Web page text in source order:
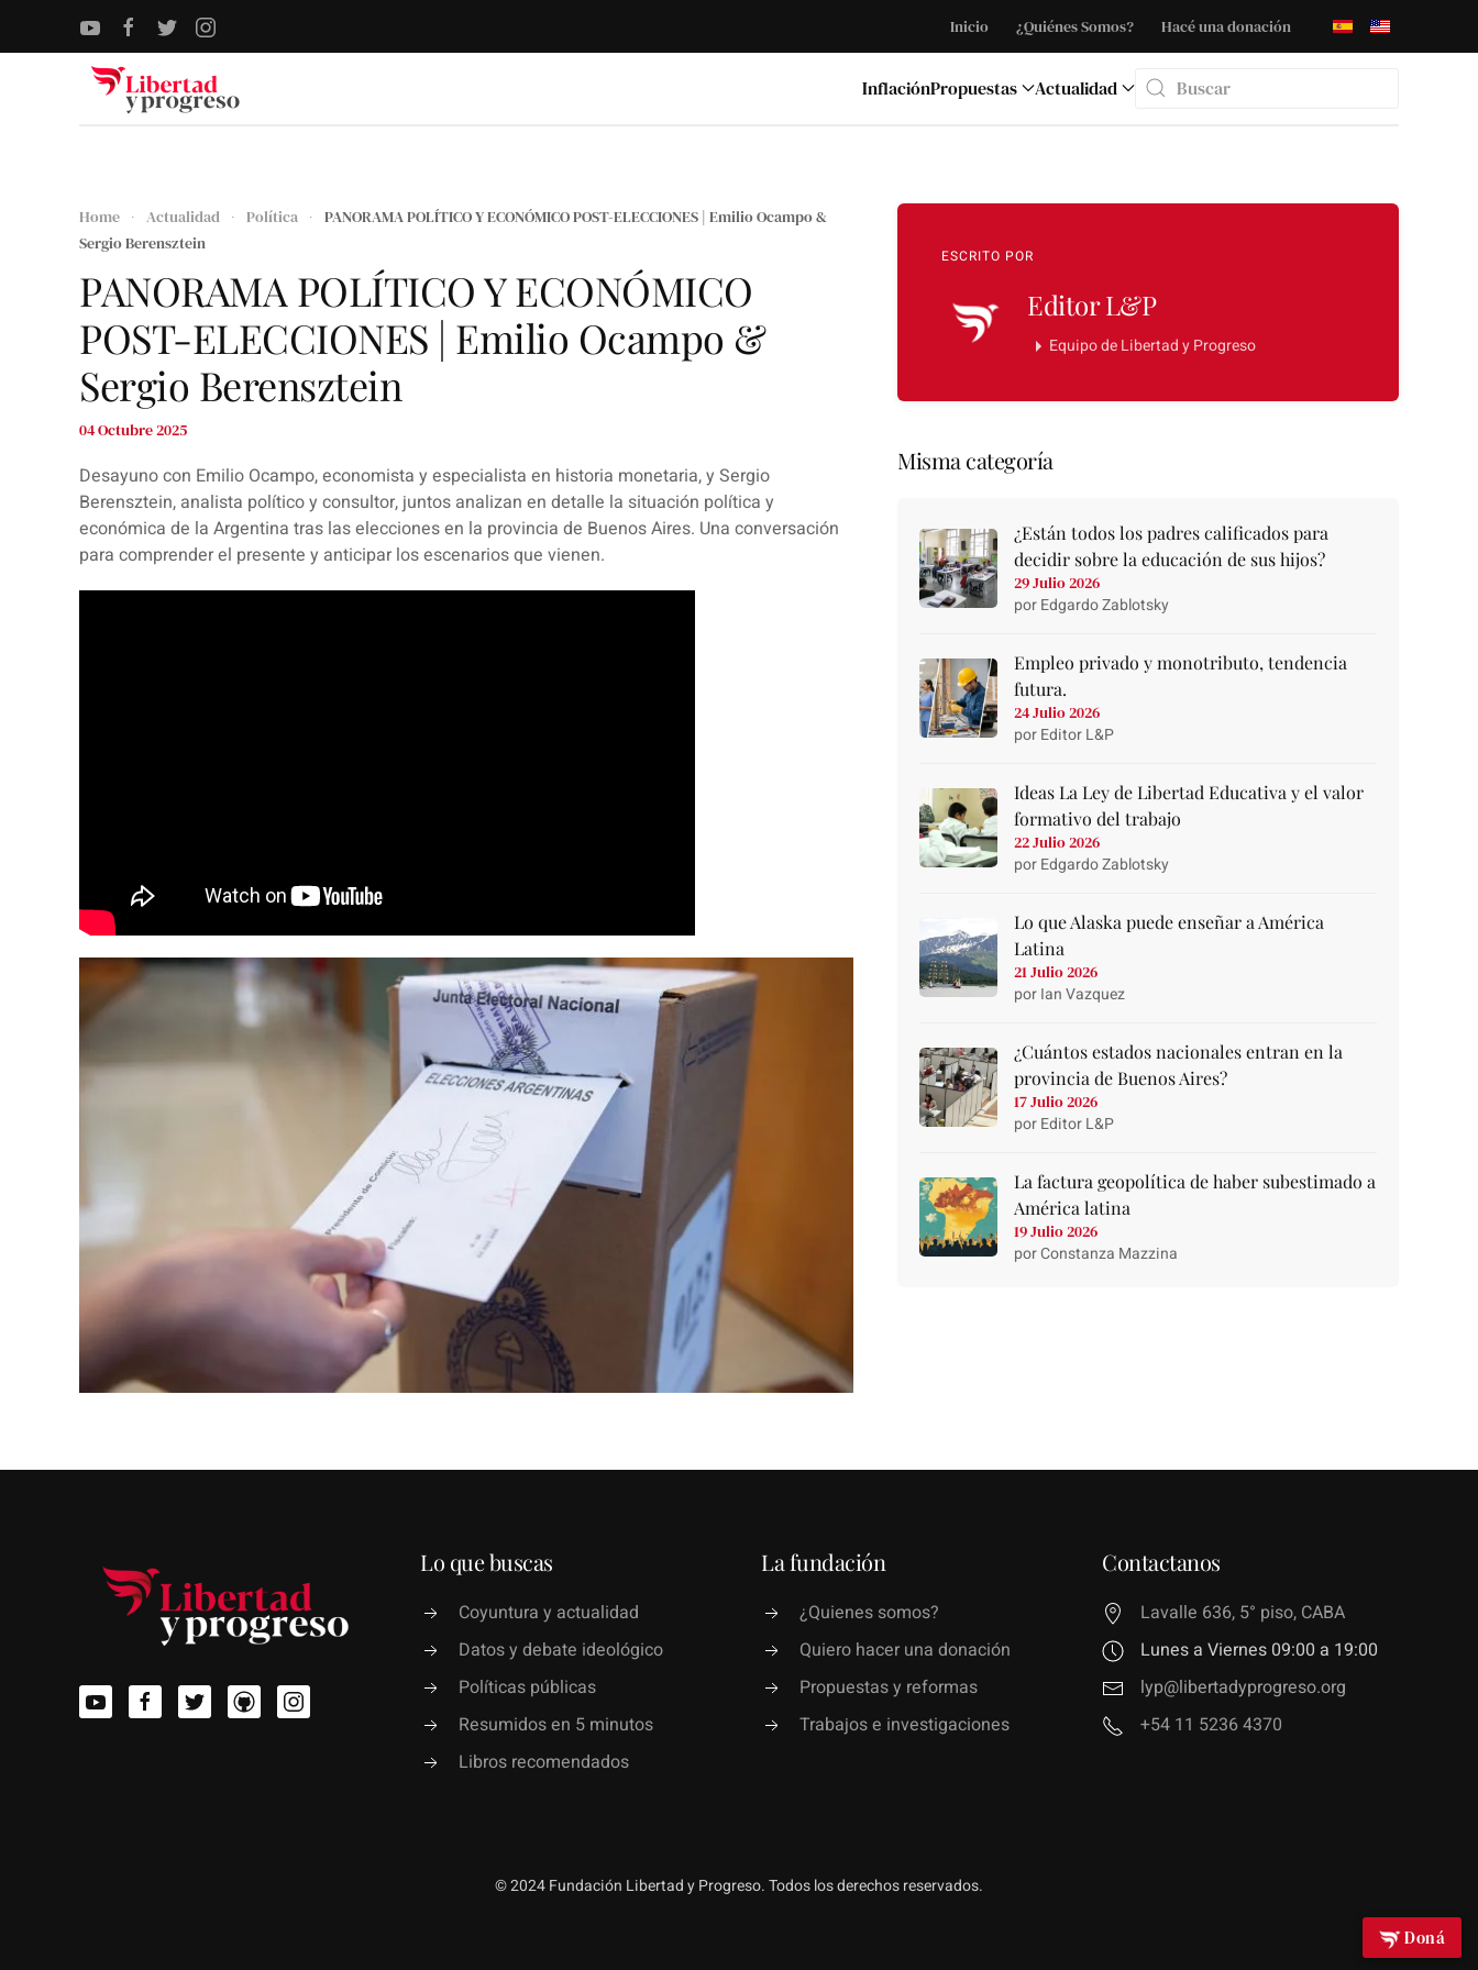
Skip to main content
Inicio ¿Quiénes Somos? Hacé una donación
InflaciónPropuestas
Actualidad
Home Actualidad Política
PANORAMA POLÍTICO Y ECONÓMICO POST-ELECCIONES | Emilio Ocampo &
Sergio Berensztein
PANORAMA POLÍTICO Y ECONÓMICO
POST-ELECCIONES | Emilio Ocampo &
Sergio Berensztein
04 Octubre 2025
Desayuno con Emilio Ocampo, economista y especialista en historia monetaria, y Sergio
Berensztein, analista político y consultor, juntos analizan en detalle la situación política y
económica de la Argentina tras las elecciones en la provincia de Buenos Aires. Una conversación
para comprender el presente y anticipar los escenarios que vienen.
ESCRITO POR
Editor L&P
Equipo de Libertad y Progreso
Misma categoría
¿Están todos los padres calificados para
decidir sobre la educación de sus hijos?
29 Julio 2026
por Edgardo Zablotsky
Empleo privado y monotributo, tendencia
futura.
24 Julio 2026
por Editor L&P
Ideas La Ley de Libertad Educativa y el valor
formativo del trabajo
22 Julio 2026
por Edgardo Zablotsky
Lo que Alaska puede enseñar a América
Latina
21 Julio 2026
por Ian Vazquez
¿Cuántos estados nacionales entran en la
provincia de Buenos Aires?
17 Julio 2026
por Editor L&P
La factura geopolítica de haber subestimado a
América latina
19 Julio 2026
por Constanza Mazzina
Lo que buscas
Coyuntura y actualidad
Datos y debate ideológico
Políticas públicas
Resumidos en 5 minutos
Libros recomendados
La fundación
¿Quienes somos?
Quiero hacer una donación
Propuestas y reformas
Trabajos e investigaciones
Contactanos
Lavalle 636, 5° piso, CABA
Lunes a Viernes 09:00 a 19:00
lyp@libertadyprogreso.org
+54 11 5236 4370
© 2024 Fundación Libertad y Progreso. Todos los derechos reservados.
Doná